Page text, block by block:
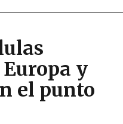
y
el punto